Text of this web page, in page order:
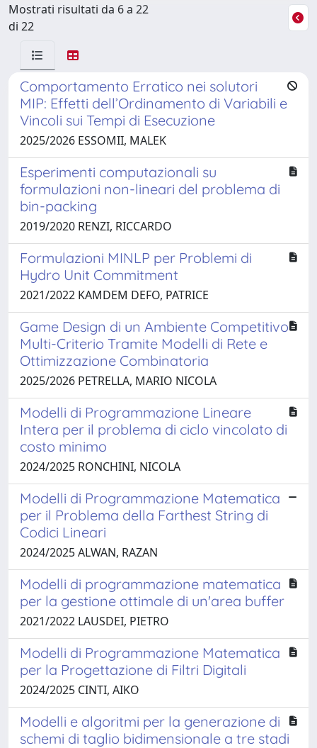
Mostrati risultati da 6 a 22
di 22
Comportamento Erratico nei solutori
MIP: Effetti dell’Ordinamento di Variabili e
Vincoli sui Tempi di Esecuzione
2025/2026 ESSOMII, MALEK
Esperimenti computazionali su
formulazioni non-lineari del problema di
bin-packing
2019/2020 RENZI, RICCARDO
Formulazioni MINLP per Problemi di
Hydro Unit Commitment
2021/2022 KAMDEM DEFO, PATRICE
Game Design di un Ambiente Competitivo
Multi-Criterio Tramite Modelli di Rete e
Ottimizzazione Combinatoria
2025/2026 PETRELLA, MARIO NICOLA
Modelli di Programmazione Lineare
Intera per il problema di ciclo vincolato di
costo minimo
2024/2025 RONCHINI, NICOLA
Modelli di Programmazione Matematica
per il Problema della Farthest String di
Codici Lineari
2024/2025 ALWAN, RAZAN
Modelli di programmazione matematica
per la gestione ottimale di un'area buffer
2021/2022 LAUSDEI, PIETRO
Modelli di Programmazione Matematica
per la Progettazione di Filtri Digitali
2024/2025 CINTI, AIKO
Modelli e algoritmi per la generazione di
schemi di taglio bidimensionale a tre stadi